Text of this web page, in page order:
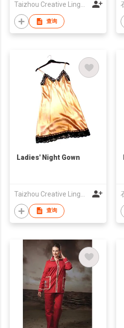
Taizhou Creative Lingerie Corp Ltd
查询
Ladies' Night Gown
查询